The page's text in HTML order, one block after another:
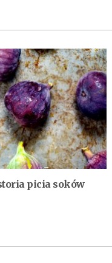
picia soków